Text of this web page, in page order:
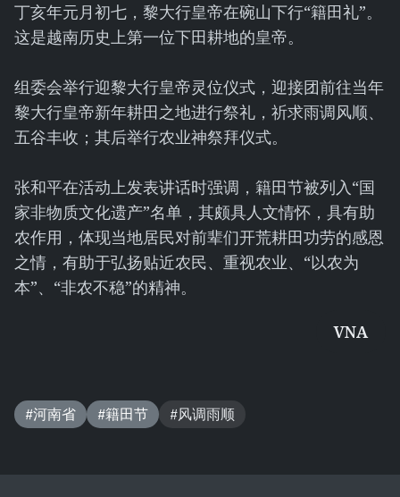
丁亥年元月初七，黎大行皇帝在碗山下行“籍田礼”。
这是越南历史上第一位下田耕地的皇帝。
组委会举行迎黎大行皇帝灵位仪式，迎接团前往当年
黎大行皇帝新年耕田之地进行祭礼，祈求雨调风顺、
五谷丰收；其后举行农业神祭拜仪式。
张和平在活动上发表讲话时强调，籍田节被列入“国
家非物质文化遗产”名单，其颇具人文情怀，具有助
农作用，体现当地居民对前辈们开荒耕田功劳的感恩
之情，有助于弘扬贴近农民、重视农业、“以农为
本”、“非农不稳”的精神。
VNA
#河南省 #籍田节 #风调雨顺